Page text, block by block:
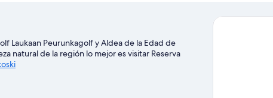
Laukaan Peurunkagolf y Aldea de la Edad de
natural de la región lo mejor es visitar Reserva